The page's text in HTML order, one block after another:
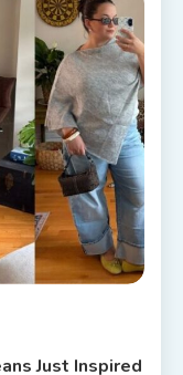
Just Inspired